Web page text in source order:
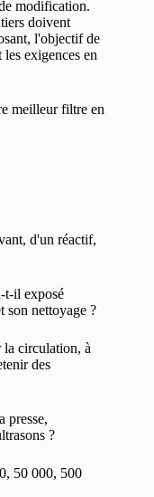
modification.
doivent
l'objectif de
exigences en
meilleur filtre en
d'un réactif,
t-il exposé
son nettoyage ?
la circulation, à
des
presse,
?
50 000, 500